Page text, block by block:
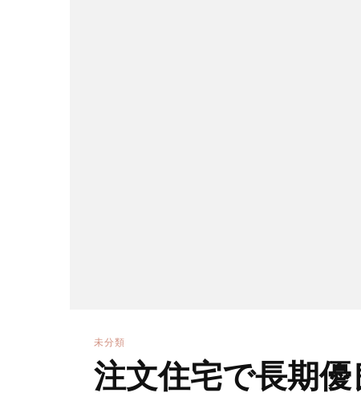
未分類
注文住宅で長期